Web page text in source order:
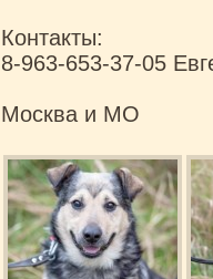
Контакты:
8-963-653-37-05
Москва и МО